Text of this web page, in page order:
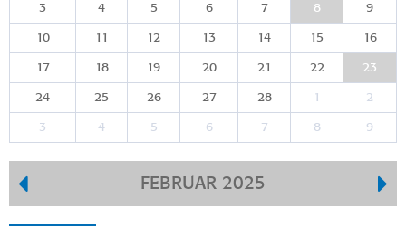
3 4 5 6 7 8 9
10 11 12 13 14 15 16
17 18 19 20 21 22 23
24 25 26 27 28 1 2
3 4 5 6 7 8 9
FEBRUAR 2025